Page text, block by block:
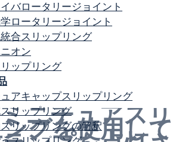
バロータリージョイント
ロータリージョイント
合スリップリング
オン
ップリング
アキャップスリップリング
リップリング
リップリングの解釈
ミニチュアスリ
グを使用して